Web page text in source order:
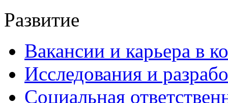
Развитие
Вакансии и карьера в
Исследования и
Социальная